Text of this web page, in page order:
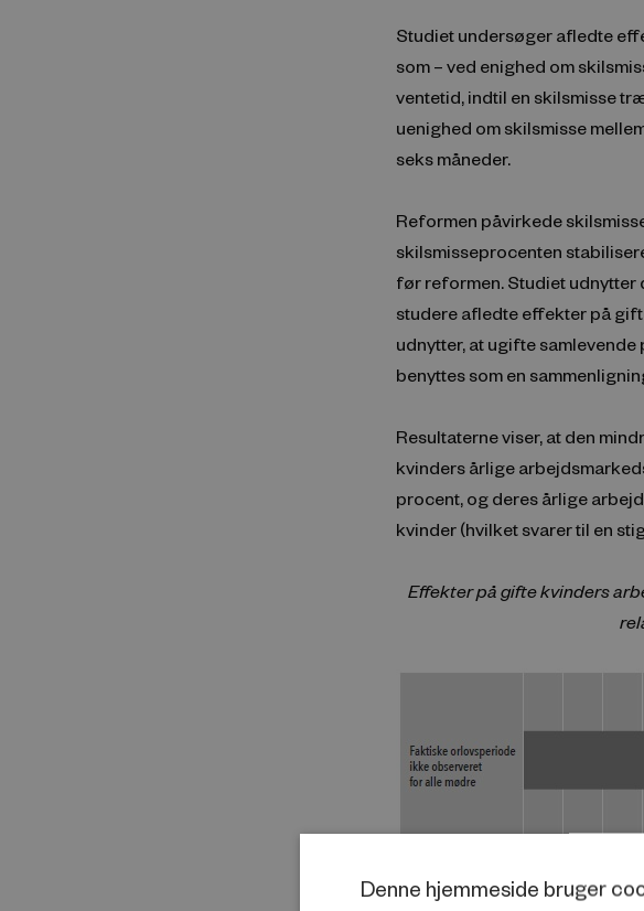
Studiet undersøger afledte
som – ved enighed om
ventetid, indtil en skilsmisse
uenighed om skilsmisse
seks måneder.
Reformen påvirkede
skilsmisseprocenten
før reformen. Studiet
studere afledte effekter på
udnytter, at ugifte
benyttes som en
Resultaterne viser, at den
kvinders årlige
procent, og deres årlige
kvinder (hvilket svarer til en
Effekter på gifte kvinders
Denne hjemmeside bruger